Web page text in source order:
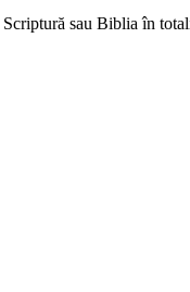
sau Biblia în